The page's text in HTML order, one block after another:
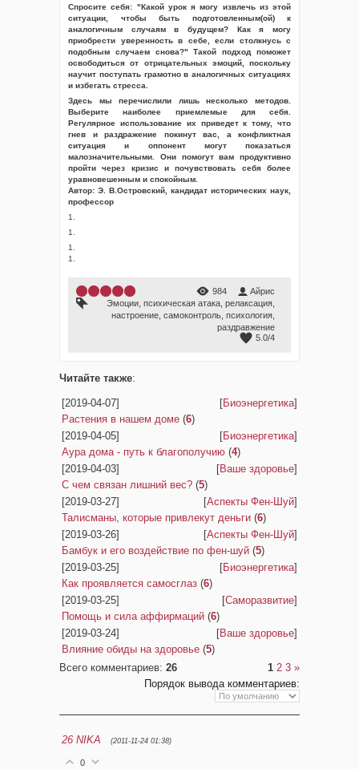
Спросите себя: "Какой урок я могу извлечь из этой
ситуации, чтобы быть подготовленным(ой) к
аналогичным случаям в будущем? Как я могу
приобрести уверенность в себе, если столкнусь с
подобным случаем снова?" Такой подход поможет
освободиться от отрицательных эмоций, поскольку
научит поступать грамотно в аналогичных ситуациях
и избегать стресса.
Здесь мы перечислили лишь несколько методов.
Выберите наиболее приемлемые для себя.
Регулярное использование их приведет к тому, что
гнев и раздражение покинут вас, а конфликтная
ситуация и оппонент могут показаться
малозначительными. Они помогут вам продуктивно
пройти через кризис и почувствовать себя более
уравновешенным и спокойным.
Автор: Э. В.Островский, кандидат исторических наук,
профессор
1.
1.
1.
1.
984
Айрис
Эмоции психическая атака релаксация
настроение самоконтроль психология
раздравжение
5.0/4
Читайте также:
[2019-04-07] [Биоэнергетика]
Растения в нашем доме (6)
[2019-04-05]
[Биоэнергетика]
Аура дома - путь к благополучию (4)
[2019-04-03]
[Ваше здоровье]
С чем связан лишний вес? (5)
[2019-03-27]
[Аспекты Фен-Шуй]
Талисманы, которые привлекут деньги (6)
[2019-03-26]
[Аспекты Фен-Шуй]
Бамбук и его воздействие по фен-шуй (5)
[2019-03-25]
[Биоэнергетика]
Как проявляется самосглаз (6)
[2019-03-25]
[Саморазвитие]
Помощь и сила аффирмаций (6)
[2019-03-24]
[Ваше здоровье]
Влияние обиды на здоровье (5)
Всего комментариев: 26 1 2 3 »
Порядок вывода комментариев:
26 NIKA (2011-11-24 01:38)
0